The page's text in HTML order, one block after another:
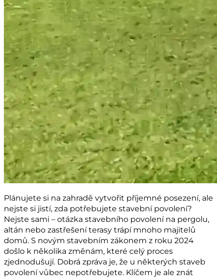
Plánujete si na zahradě vytvořit příjemné posezení, ale
nejste si jistí, zda potřebujete stavební povolení?
Nejste sami – otázka stavebního povolení na pergolu,
altán nebo zastřešení terasy trápí mnoho majitelů
domů. S novým stavebním zákonem z roku 2024
došlo k několika změnám, které celý proces
zjednodušují. Dobrá zpráva je, že u některých staveb
povolení vůbec nepotřebujete. Klíčem je ale znát